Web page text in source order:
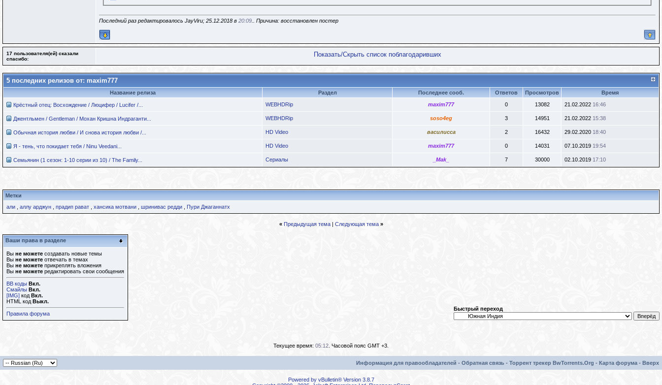
Последний раз редактировалось JayViru; 25.12.2018 в 20:09 .. Причина: восстановлен постер
17 пользователя(ей) сказали
cпасибо:
Показать/Скрыть список поблагодаривших
5 последних релизов от: maxim777
Название релиза Раздел Последнее сооб. Ответов Просмотров Время
Крёстный отец: Восхождение / Люцифер / Lucifer /... WEBHDRip maxim777 0 13082 21.02.2022 16:46
Джентльмен / Gentleman / Мохан Кришна Индраганти... WEBHDRip soso4eg 3 14951 21.02.2022 15:38
Обычная история любви / И снова история любви /... HD Video василисса 2 16432 29.02.2020 18:40
Я - тень, что покидает тебя / Ninu Veedani... HD Video maxim777 0 14031 07.10.2019 19:54
Семьянин (1 сезон: 1-10 серии из 10) / The Family... Сериалы _Mak_ 7 30000 02.10.2019 17:10
Метки
али
аллу арджун прадип рават хансика мотвани шринивас редди Пури Джаганнатх
« Предыдущая тема| Следующая тема »
Ваши права в разделе
Вы не можете создавать новые темы
Вы не можете отвечать в темах
Вы не можете прикреплять вложения
Вы не можете редактировать свои сообщения
BB коды Вкл.
Смайлы Вкл.
[IMG] код Вкл.
HTML код Выкл.
Правила форума
Быстрый переход
Текущее время: 05:12 . Часовой пояс GMT +3.
Информация для правообладателей - Обратная связь - Торрент трекер BwTorrents.Org - Карта форума - Вверх
Powered by vBulletin® Version 3.8.7